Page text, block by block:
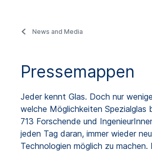
News and Media
Pressemappen
Jeder kennt Glas. Doch nur
welche Möglichkeiten Spezialglas
713 Forschende und
jeden Tag daran, immer wieder
Technologien möglich zu machen.